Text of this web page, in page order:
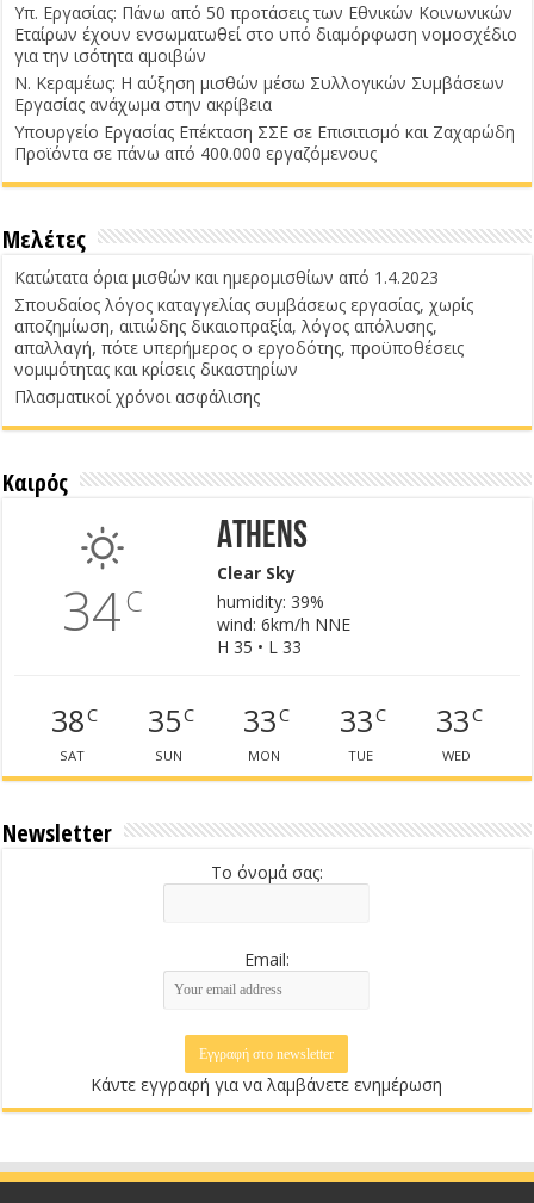
Υπ. Εργασίας: Πάνω από 50 προτάσεις των Εθνικών Κοινωνικών
Εταίρων έχουν ενσωματωθεί στο υπό διαμόρφωση νομοσχέδιο
για την ισότητα αμοιβών
Ν. Κεραμέως: Η αύξηση μισθών μέσω Συλλογικών Συμβάσεων
Εργασίας ανάχωμα στην ακρίβεια
Υπουργείο Εργασίας Επέκταση ΣΣΕ σε Επισιτισμό και Ζαχαρώδη
Προϊόντα σε πάνω από 400.000 εργαζόμενους
Μελέτες
Κατώτατα όρια μισθών και ημερομισθίων από 1.4.2023
Σπουδαίος λόγος καταγγελίας συμβάσεως εργασίας, χωρίς
αποζημίωση, αιτιώδης δικαιοπραξία, λόγος απόλυσης,
απαλλαγή, πότε υπερήμερος ο εργοδότης, προϋποθέσεις
νομιμότητας και κρίσεις δικαστηρίων
Πλασματικοί χρόνοι ασφάλισης
Καιρός
34C
Athens
Clear Sky
humidity: 39%
wind: 6km/h NNE
H 35 • L 33
38C
SAT
35C
SUN
33C
MON
33C
TUE
33C
WED
Newsletter
Το όνομά σας:
Email:
Κάντε εγγραφή για να λαμβάνετε ενημέρωση